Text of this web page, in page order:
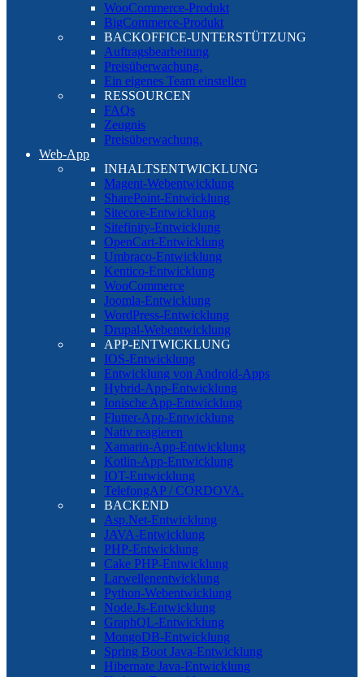
WooCommerce-Produkt
BigCommerce-Produkt
BACKOFFICE-UNTERSTÜTZUNG
Auftragsbearbeitung
Preisüberwachung.
Ein eigenes Team einstellen
RESSOURCEN
FAQs
Zeugnis
Preisüberwachung.
Web-App
INHALTSENTWICKLUNG
Magent-Webentwicklung
SharePoint-Entwicklung
Sitecore-Entwicklung
Sitefinity-Entwicklung
OpenCart-Entwicklung
Umbraco-Entwicklung
Kentico-Entwicklung
WooCommerce
Joomla-Entwicklung
WordPress-Entwicklung
Drupal-Webentwicklung
APP-ENTWICKLUNG
IOS-Entwicklung
Entwicklung von Android-Apps
Hybrid-App-Entwicklung
Ionische App-Entwicklung
Flutter-App-Entwicklung
Nativ reagieren
Xamarin-App-Entwicklung
Kotlin-App-Entwicklung
IOT-Entwicklung
TelefongAP / CORDOVA.
BACKEND
Asp.Net-Entwicklung
JAVA-Entwicklung
PHP-Entwicklung
Cake PHP-Entwicklung
Larwellenentwicklung
Python-Webentwicklung
Node.Js-Entwicklung
GraphQL-Entwicklung
MongoDB-Entwicklung
Spring Boot Java-Entwicklung
Hibernate Java-Entwicklung